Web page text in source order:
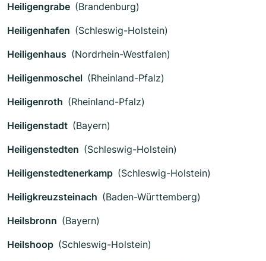
Heiligengrabe (Brandenburg)
Heiligenhafen (Schleswig-Holstein)
Heiligenhaus (Nordrhein-Westfalen)
Heiligenmoschel (Rheinland-Pfalz)
Heiligenroth (Rheinland-Pfalz)
Heiligenstadt (Bayern)
Heiligenstedten (Schleswig-Holstein)
Heiligenstedtenerkamp (Schleswig-Holstein)
Heiligkreuzsteinach (Baden-Württemberg)
Heilsbronn (Bayern)
Heilshoop (Schleswig-Holstein)